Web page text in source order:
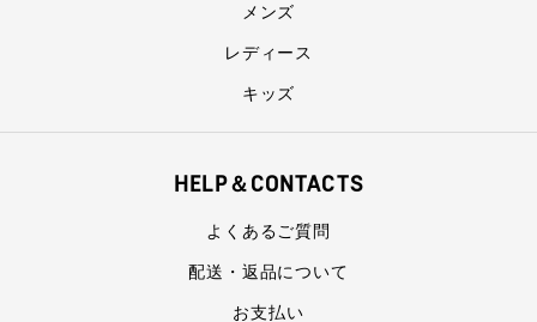
メンズ
レディース
キッズ
HELP＆CONTACTS
よくあるご質問
配送・返品について
お支払い